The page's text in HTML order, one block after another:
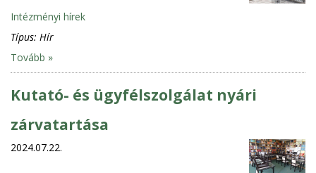
Intézményi hírek
Típus: Hír
Tovább »
Kutató- és ügyfélszolgálat nyári
zárvatartása
2024.07.22.